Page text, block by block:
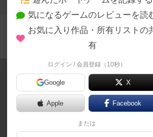
エンデバー：ディープ・シーに紐付いているボード
版・続編・リメイク版などの同じシリーズを中心に
とめています。
エンデバー：エイジ・オブ・エキ
Endeavor: Age of Expansion
気になるゲームのレビューを読
お気に入り作品・所有リストの
有
ログイン / 会員登録（10秒）
Google X
Apple Facebook
または